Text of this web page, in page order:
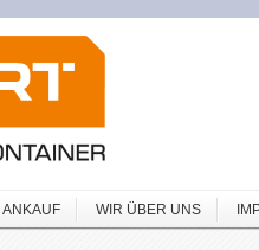
ANKAUF WIR ÜBER UNS